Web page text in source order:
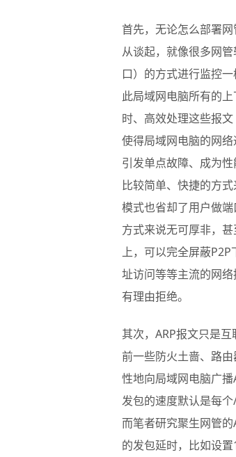
首先，无论怎么部署
从谈起，就像很多网
口）的方式进行监控
此局域网电脑所有的
时、高效处理这些报
使得局域网电脑的网
引发单点故障、成为
比较简单、快捷的方
模式也省却了用户做
方式来说无可厚非，
上，可以完全屏蔽
址访问等等主流的网
有理由拒绝。
其次，ARP报文只是
前一些防火土啬、路
性地向局域网电脑广
发包的速度默认是每
而笔者研究聚生网管
的发包延时，比如设